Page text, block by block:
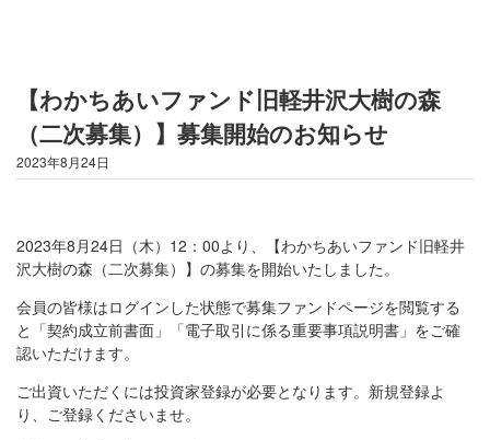
【わかちあいファンド旧軽井沢大樹の森
（二次募集）】募集開始のお知らせ
2023年8月24日
2023年8月24日（木）12：00より、【わかちあいファンド旧軽井
沢大樹の森（二次募集）】の募集を開始いたしました。
会員の皆様はログインした状態で募集ファンドページを閲覧する
と「契約成立前書面」「電子取引に係る重要事項説明書」をご確
認いただけます。
ご出資いただくには投資家登録が必要となります。新規登録よ
り、ご登録くださいませ。